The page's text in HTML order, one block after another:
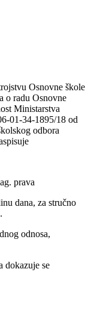
Osnovne škole
o radu Osnovne
Ministarstva
01-34-1895/18 od
odbora
prava
dana, za stručno
odnosa,
dokazuje se